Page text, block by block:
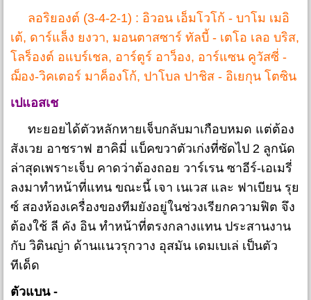
ลอริยองต์ (3-4-2-1) : อิวอน เอ็มโวโก้ - บาโม เมอิ
เต้, ดาร์แล็ง ยงวา, มอนตาสซาร์ ทัลบี้ - เตโอ เลอ บริส,
โลร็องต์ อแบร์เชล, อาร์ตูร์ อาว็อง, อาร์แซน คูวัสซี่ -
ฌ็อง-วิคเตอร์ มาค็องโก้, ปาโบล ปาชิส - อิเยกุน โตซิน
เปแอสเช
ทะยอยได้ตัวหลักหายเจ็บกลับมาเกือบหมด แต่ต้อง
สังเวย อาชราฟ ฮาคิมี่ แบ็คขวาตัวเก่งที่ซัดไป 2 ลูกนัด
ล่าสุดเพราะเจ็บ คาดว่าต้องถอย วาร์เรน ซาอีร์-เอเมรี่
ลงมาทำหน้าที่แทน ขณะนี้ เจา เนเวส และ ฟาเบียน รุย
ซ์ สองห้องเครื่องของทีมยังอยู่ในช่วงเรียกความฟิต จึง
ต้องใช้ ลี คัง อิน ทำหน้าที่ตรงกลางแทน ประสานงาน
กับ วิตินญ่า ด้านแนวรุกวาง อุสมัน เดมเบเล่ เป็นตัว
ทีเด็ด
ตัวแบน -